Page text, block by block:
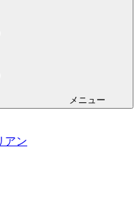
メニュー
アン